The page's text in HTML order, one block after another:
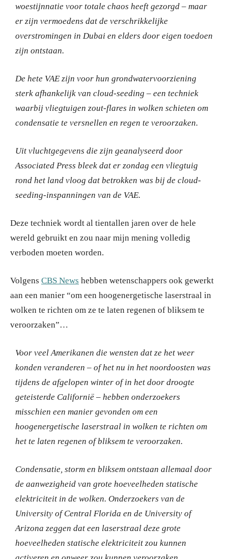
woestijnnatie voor totale chaos heeft gezorgd – maar
er zijn vermoedens dat de verschrikkelijke
overstromingen in Dubai en elders door eigen toedoen
zijn ontstaan.
De hete VAE zijn voor hun grondwatervoorziening
sterk afhankelijk van cloud-seeding – een techniek
waarbij vliegtuigen zout-flares in wolken schieten om
condensatie te versnellen en regen te veroorzaken.
Uit vluchtgegevens die zijn geanalyseerd door
Associated Press bleek dat er zondag een vliegtuig
rond het land vloog dat betrokken was bij de cloud-
seeding-inspanningen van de VAE.
Deze techniek wordt al tientallen jaren over de hele
wereld gebruikt en zou naar mijn mening volledig
verboden moeten worden.
Volgens CBS News hebben wetenschappers ook gewerkt
aan een manier “om een hoogenergetische laserstraal in
wolken te richten om ze te laten regenen of bliksem te
veroorzaken”…
Voor veel Amerikanen die wensten dat ze het weer
konden veranderen – of het nu in het noordoosten was
tijdens de afgelopen winter of in het door droogte
geteisterde Californië – hebben onderzoekers
misschien een manier gevonden om een
hoogenergetische laserstraal in wolken te richten om
het te laten regenen of bliksem te veroorzaken.
Condensatie, storm en bliksem ontstaan allemaal door
de aanwezigheid van grote hoeveelheden statische
elektriciteit in de wolken. Onderzoekers van de
University of Central Florida en de University of
Arizona zeggen dat een laserstraal deze grote
hoeveelheden statische elektriciteit zou kunnen